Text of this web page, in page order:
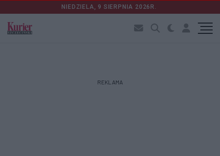
NIEDZIELA, 9 SIERPNIA 2026R.
REKLAMA